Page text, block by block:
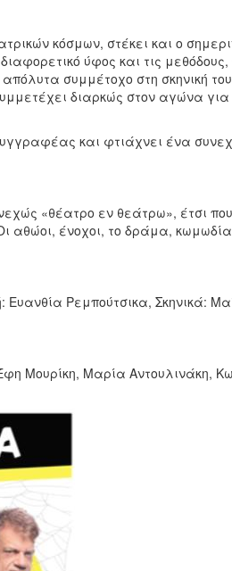
κόσμων, στέκει και ο
ύφος και τις
συμμέτοχο στη σκηνική
διαρκώς στον αγώνα για
και φτιάχνει ένα
«θέατρο εν θεάτρω», έτσι
αθώοι, ένοχοι, το δράμα,
Ρεμπούτσικα, Σκηνικά:
Μουρίκη, Μαρία Αντουλινάκη,